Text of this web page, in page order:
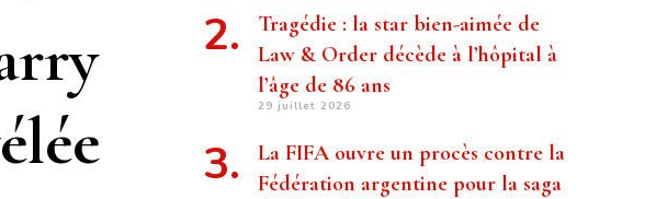
Tragédie : la star bien-aimée de
Law & Order décède à l’hôpital à
l’âge de 86 ans
29 juillet 2026
La FIFA ouvre un procès contre la
Fédération argentine pour la saga